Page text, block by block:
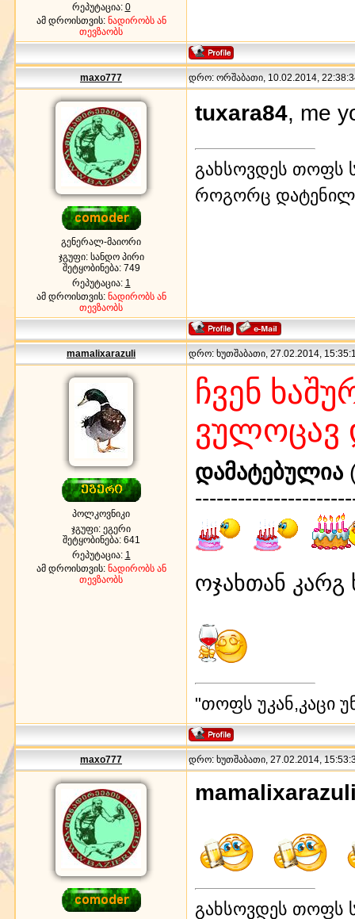
რეპუტაცია: 0
ამ დროისთვის: ნადირობს ან
თევზაობს
maxo777 დრო: ორშაბათი, 10.02.2014,
გენერალ-მაიორი
ჯგუფი: სანდო პირი
შეტყობინება: 749
რეპუტაცია: 1
ამ დროისთვის: ნადირობს ან
თევზაობს
tuxara84, me
გახსოვდეს თოფს
როგორც
mamalixarazuli დრო: ხუთშაბათი, 27.02.2014,
პოლკოვნიკი
ჯგუფი: ეგერი
შეტყობინება: 641
რეპუტაცია: 1
ამ დროისთვის: ნადირობს ან
თევზაობს
ჩვენ
ვულოცავ
დამატებულია
ოჯახთან
"თოფს უკან,კაცი
maxo777 დრო: ხუთშაბათი, 27.02.2014,
გახსოვდეს თოფს